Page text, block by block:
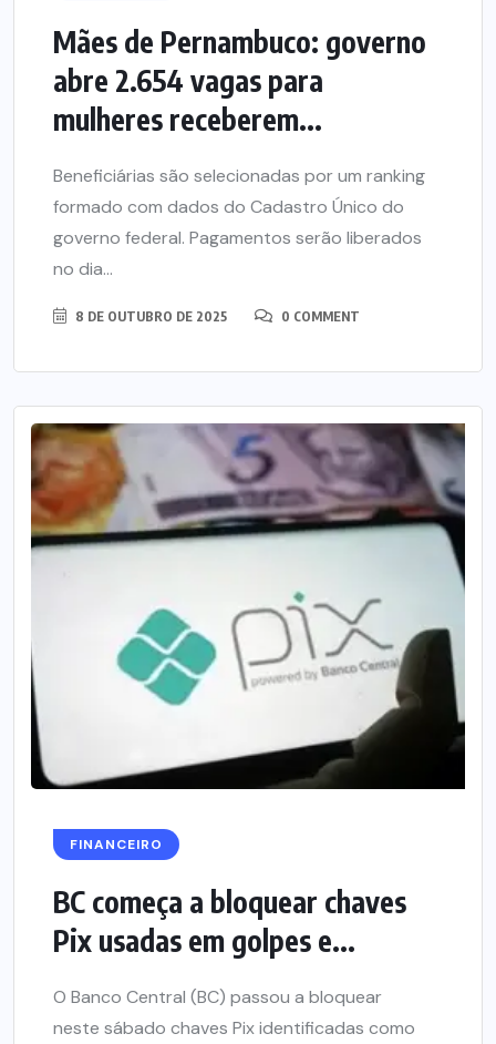
Mães de Pernambuco: governo
abre 2.654 vagas para
mulheres receberem...
Beneficiárias são selecionadas por um ranking
formado com dados do Cadastro Único do
governo federal. Pagamentos serão liberados
no dia...
8 DE OUTUBRO DE 2025 0 COMMENT
FINANCEIRO
BC começa a bloquear chaves
Pix usadas em golpes e...
O Banco Central (BC) passou a bloquear
neste sábado chaves Pix identificadas como